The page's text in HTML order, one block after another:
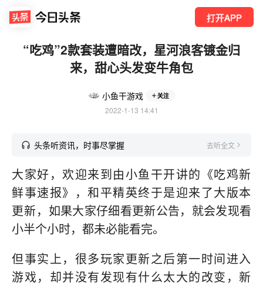
打开APP
“吃鸡”2款套装遭暗改，星河浪客镀金归
来，甜心头发变牛角包
小鱼干游戏 关注
2022-1-13 14:41
头条听资讯，时事尽掌握 去听全文
大家好，欢迎来到由小鱼干开讲的《吃鸡新
鲜事速报》，和平精英终于是迎来了大版本
更新， 如果大家仔细看更新公告，就会发现看
小半个小时，都未必能看完。
但事实上，很多玩家更新之后第一时间进入
游戏，却并没有发现有什么太大的改变，新